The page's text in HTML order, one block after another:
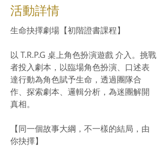
​活動詳情
生命抉擇劇場【初階證書課程】
以 T.R.P.G 桌上角色扮演遊戲 介入。挑戰
者投入劇本，以臨場角色扮演、口述表
達行動為角色賦予生命，透過團隊合
作、探索劇本、邏輯分析，為迷團解開
真相。
【同一個故事大綱，不一樣的結局，由
你抉擇】